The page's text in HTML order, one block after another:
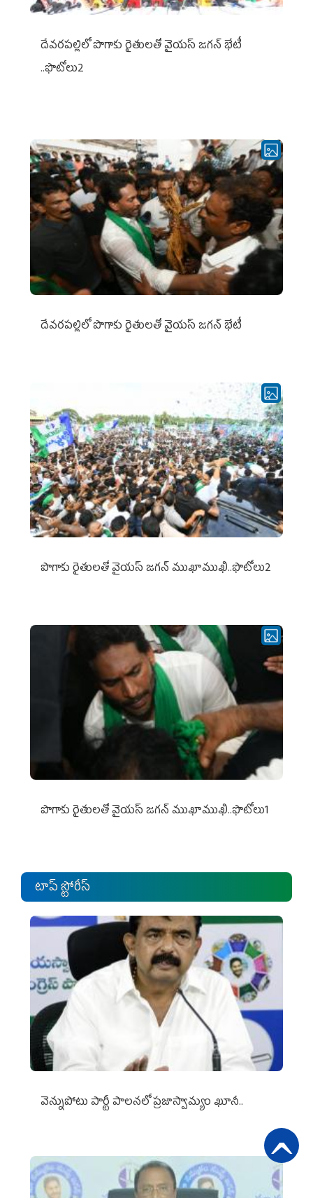
దేవరపల్లిలో పొగాకు రైతులతో వైయస్ జగన్ భేటీ
..ఫొటోలు2
దేవరపల్లిలో పొగాకు రైతులతో వైయస్ జగన్ భేటీ
పొగాకు రైతుల‌తో వైయ‌స్ జ‌గ‌న్ ముఖాముఖి..ఫొటోలు2
పొగాకు రైతుల‌తో వైయ‌స్ జ‌గ‌న్ ముఖాముఖి..ఫొటోలు1
టాప్ స్టోరీస్
వెన్నుపోటు పార్టీ పాలనలో ప్రజాస్వామ్యం ఖూనీ..